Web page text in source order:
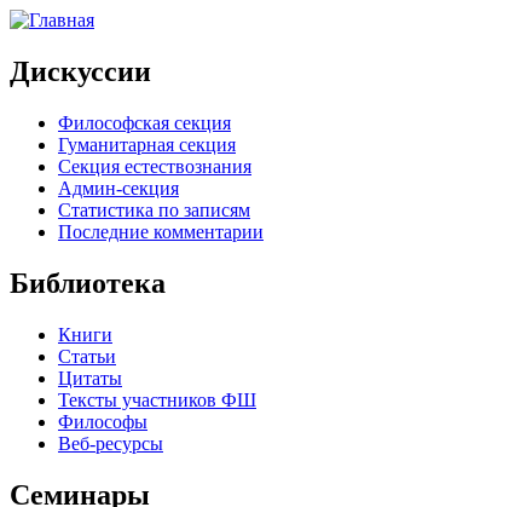
Дискуссии
Философская секция
Гуманитарная секция
Секция естествознания
Админ-секция
Статистика по записям
Последние комментарии
Библиотека
Книги
Статьи
Цитаты
Тексты участников ФШ
Философы
Веб-ресурсы
Семинары